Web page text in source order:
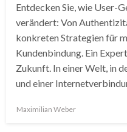
Entdecken Sie, wie User-
verändert: Von
konkreten Strategien für
Kundenbindung. Ein
Zukunft. In einer Welt, in
und einer
Maximilian Weber